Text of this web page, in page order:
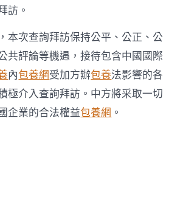
訪。
本次查詢拜訪保持公平、公正、公
共評論等機遇，接待包含中國國際
內包養網受加方辦包養法影響的各
極介入查詢拜訪。中方將采取一切
企業的合法權益包養網 。